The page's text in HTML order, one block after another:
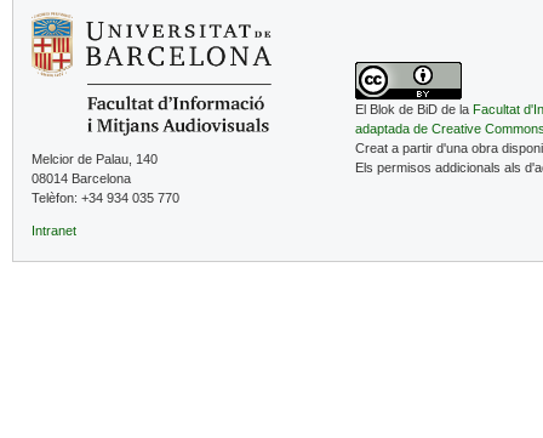
Melcior de Palau, 140
08014 Barcelona
Telèfon: +34 934 035 770
Intranet
El Blok de BiD de la Facultat
adaptada de Creative
Creat a partir d'una obra
Els permisos addicionals als